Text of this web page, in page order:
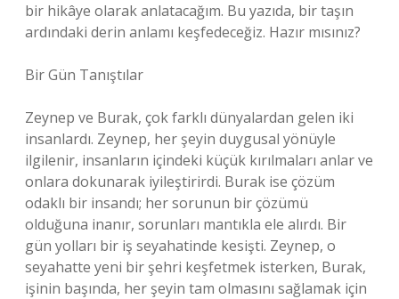
bir hikâye olarak anlatacağım. Bu yazıda, bir taşın
ardındaki derin anlamı keşfedeceğiz. Hazır mısınız?
Bir Gün Tanıştılar
Zeynep ve Burak, çok farklı dünyalardan gelen iki
insanlardı. Zeynep, her şeyin duygusal yönüyle
ilgilenir, insanların içindeki küçük kırılmaları anlar ve
onlara dokunarak iyileştirirdi. Burak ise çözüm
odaklı bir insandı; her sorunun bir çözümü
olduğuna inanır, sorunları mantıkla ele alırdı. Bir
gün yolları bir iş seyahatinde kesişti. Zeynep, o
seyahatte yeni bir şehri keşfetmek isterken, Burak,
işinin başında, her şeyin tam olmasını sağlamak için